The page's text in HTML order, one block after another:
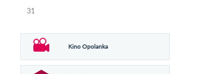
31
Kino Opolanka